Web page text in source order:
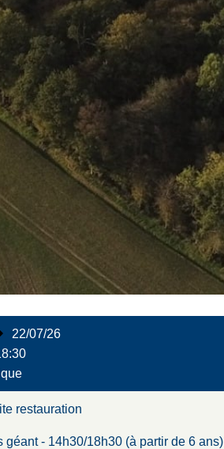
22/07/26
restauration
géant - 14h30/18h30 (à partir de 6 ans)